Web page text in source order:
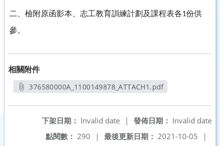
二、檢附原函影本、志工教育訓練計劃及課程表各1份供
參。
相關附件
376580000A_1100149878_ATTACH1.pdf
發佈日期： Invalid date
下架日期： Invalid date
|
最後更新日期： 2021-10-05 |
點閱數： 290 |